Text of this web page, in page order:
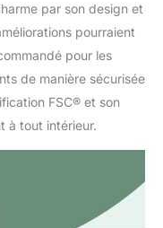
par son design et
pourraient
pour les
de manière sécurisée
FSC® et son
à tout intérieur.